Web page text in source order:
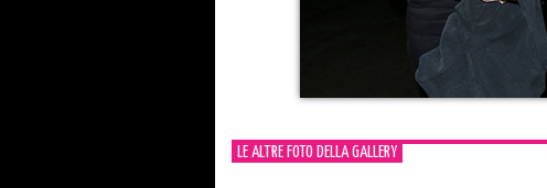
LE ALTRE FOTO DELLA GALLERY